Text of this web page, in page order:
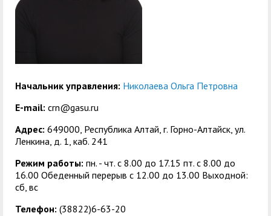
Республиканская
профсоюзная
организация высшей
школы
Сведения о доходах
иностранных граждан
по русскому языку
компетенций
государственных и
Центр русского языка
как иностранного
(законных
представителей)
Начальник управления: Николаева Ольга Петровна
E-mail: crn@gasu.ru
Адрес: 649000, Республика Алтай, г. Горно-Алтайск, ул.
Ленкина, д. 1, каб. 241
Режим работы: пн. - чт. с 8.00 до 17.15 пт. c 8.00 до
16.00 Обеденный перерыв с 12.00 до 13.00 Выходной:
сб, вс
Телефон: (38822)6-63-20